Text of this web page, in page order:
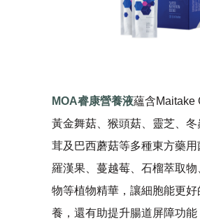
MOA睿康營養液蘊含Maitake
黃金舞菇、猴頭菇、靈芝、冬
茸及巴西蘑菇等多種東方藥
羅漢果、蔓越莓、石榴萃取物
物等植物精華，讓細胞能更好
養，還有助提升腸道屏障功